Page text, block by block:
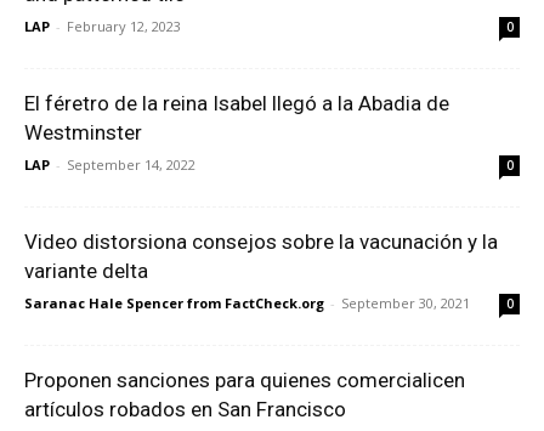
LAP - February 12, 2023 0
El féretro de la reina Isabel llegó a la Abadia de
Westminster
LAP - September 14, 2022 0
Video distorsiona consejos sobre la vacunación y la
variante delta
Saranac Hale Spencer from FactCheck.org - September 30, 2021 0
Proponen sanciones para quienes comercialicen
artículos robados en San Francisco